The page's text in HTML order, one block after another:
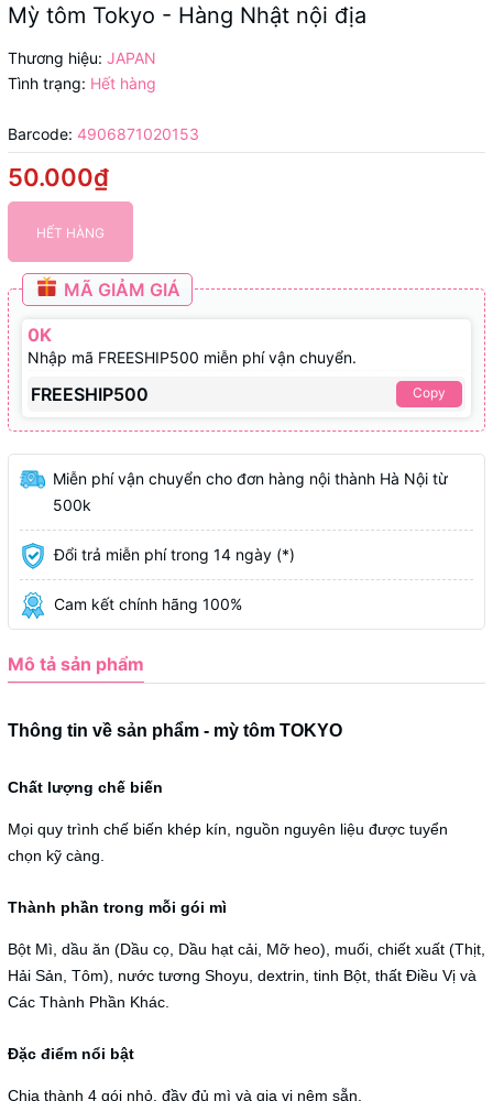
Mỳ tôm Tokyo - Hàng Nhật nội địa
Thương hiệu: JAPAN
Tình trạng: Hết hàng
Barcode: 4906871020153
50.000₫
HẾT HÀNG
MÃ GIẢM GIÁ
0K
Nhập mã FREESHIP500 miễn phí vận chuyển.
FREESHIP500 Copy
Miễn phí vận chuyển cho đơn hàng nội thành Hà Nội từ
500k
Đổi trả miễn phí trong 14 ngày (*)
Cam kết chính hãng 100%
Mô tả sản phẩm
Thông tin về sản phẩm - mỳ tôm TOKYO
Chất lượng chế biến
Mọi quy trình chế biến khép kín, nguồn nguyên liệu được tuyển
chọn kỹ càng.
Thành phần trong mỗi gói mì
Bột Mì, dầu ăn (Dầu cọ, Dầu hạt cải, Mỡ heo), muối, chiết xuất (Thịt,
Hải Sản, Tôm), nước tương Shoyu, dextrin, tinh Bột, thất Điều Vị và
Các Thành Phần Khác.
Đặc điểm nổi bật
Chia thành 4 gói nhỏ, đầy đủ mì và gia vị nêm sẵn.